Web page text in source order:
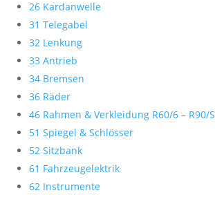
26 Kardanwelle
31 Telegabel
32 Lenkung
33 Antrieb
34 Bremsen
36 Räder
46 Rahmen & Verkleidung R60/6 – R90/S
51 Spiegel & Schlösser
52 Sitzbank
61 Fahrzeugelektrik
62 Instrumente